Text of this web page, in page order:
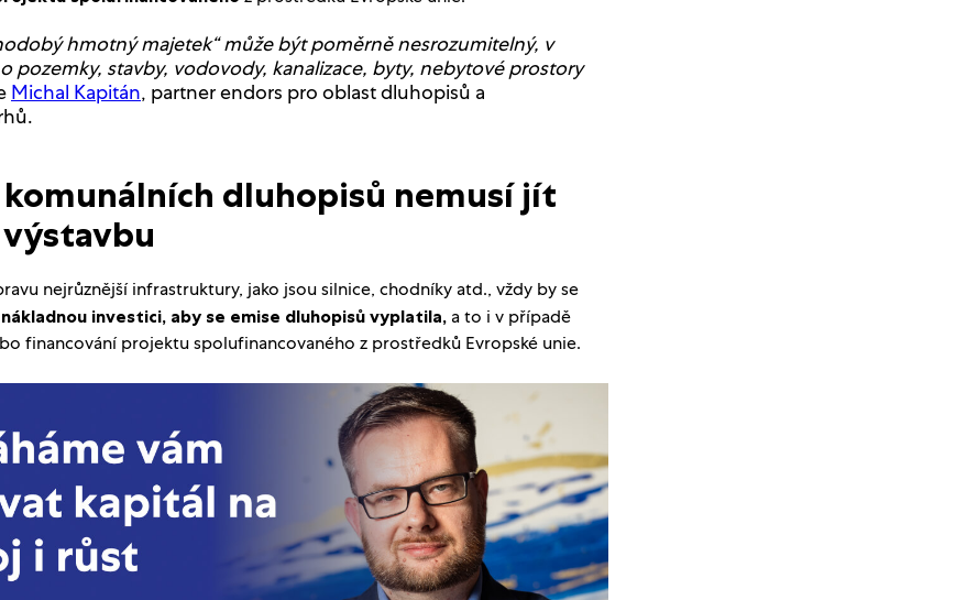
hmotný majetek“ může být poměrně nesrozumitelný, v
pozemky, stavby, vodovody, kanalizace, byty, nebytové prostory
Michal Kapitán, partner endors pro oblast dluhopisů a
komunálních dluhopisů nemusí jít
nejrůznější infrastruktury, jako jsou silnice, chodníky atd., vždy by se
investici, aby se emise dluhopisů vyplatila, a to i v případě
financování projektu spolufinancovaného z prostředků Evropské unie.